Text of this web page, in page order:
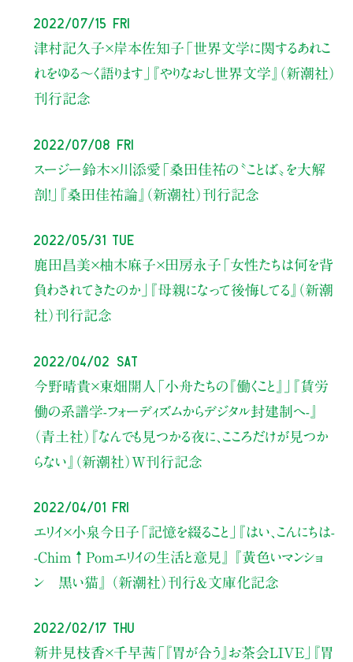
2022/07/15 Fri
津村記久子×岸本佐知子 「世界文学に関するあれこ
れをゆる～く語ります」
『やりなおし世界文学』（新潮社）
刊行記念
2022/07/08 Fri
スージー鈴木×川添愛 「桑田佳祐の〝ことば〟を大解
剖！」
『桑田佳祐論』（新潮社）刊行記念
2022/05/31 Tue
鹿田昌美×柚木麻子×田房永子 「女性たちは何を背
負わされてきたのか」
『母親になって後悔してる』（新潮
社）刊行記念
2022/04/02 Sat
今野晴貴×東畑開人 「小舟たちの『働くこと』」
『賃労
働の系譜学-フォーディズムからデジタル封建制へ-』
（青土社） 『なんでも見つかる夜に、こころだけが見つか
らない』（新潮社）W刊行記念
2022/04/01 Fri
エリイ×小泉今日子 「記憶を綴ること」
『はい、こんにちは-
-Chim↑Pomエリイの生活と意見』
『黄色いマンショ
ン 黒い猫』
（新潮社）刊行＆文庫化記念
2022/02/17 Thu
新井見枝香×千早茜 「『胃が合う』お茶会LIVE」
『胃